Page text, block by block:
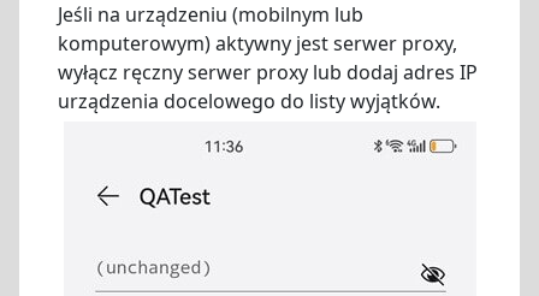
Jeśli na urządzeniu (mobilnym lub
komputerowym) aktywny jest serwer proxy,
wyłącz ręczny serwer proxy lub dodaj adres IP
urządzenia docelowego do listy wyjątków.